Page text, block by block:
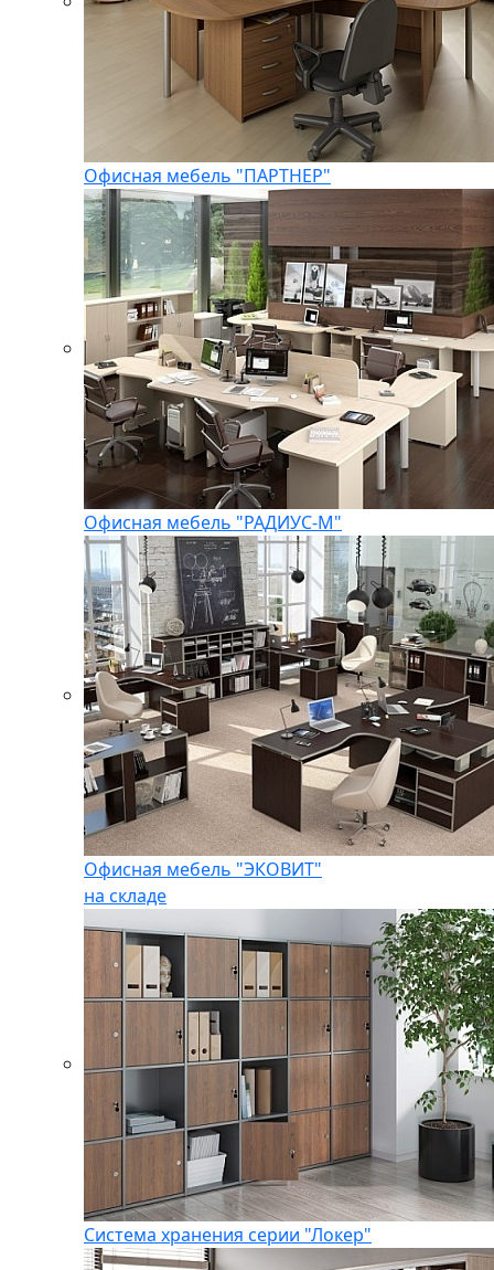
Офисная мебель "ПАРТНЕР"
Офисная мебель "РАДИУС-М"
Офисная мебель "ЭКОВИТ"
на складе
Система хранения серии "Локер"